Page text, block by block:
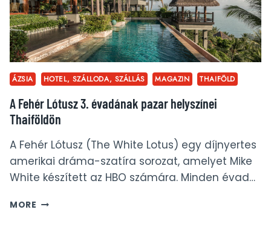
ÁZSIA HOTEL, SZÁLLODA, SZÁLLÁS MAGAZIN THAIFÖLD
A Fehér Lótusz 3. évadának pazar helyszínei
Thaiföldön
A Fehér Lótusz (The White Lotus) egy díjnyertes
amerikai dráma-szatíra sorozat, amelyet Mike
White készített az HBO számára. Minden évad…
MORE A